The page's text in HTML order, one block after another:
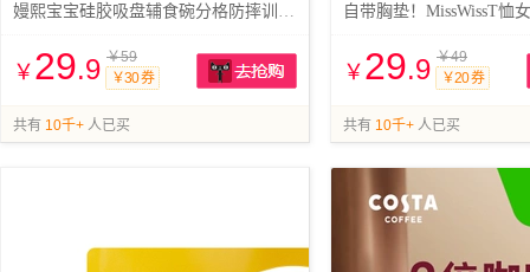
嫚熙宝宝硅胶吸盘辅食碗分格防摔训练碗
￥ 29.9 ￥59
￥30 券
共有 10千+ 人已买
自带胸垫！MissWissT恤女
￥ 29.9 ￥49
￥20 券
共有 10千+ 人已买